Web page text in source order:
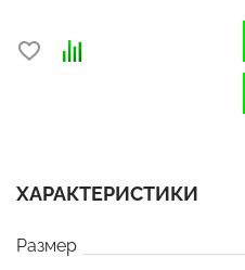
ХАРАКТЕРИСТИКИ
Размер